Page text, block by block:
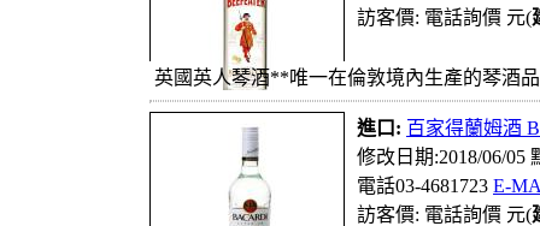
訪客價: 電話詢價 元(
英國英人琴酒**唯一在倫敦境內生產的琴酒
進口: 百家得蘭姆酒
修改日期:2018/06/05
電話03-4681723 E-
訪客價: 電話詢價 元(